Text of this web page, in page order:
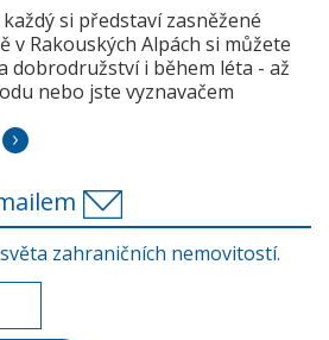
si představí zasněžené
v Rakouských Alpách si můžete
dobrodružství i během léta - až
nebo jste vyznavačem
zahraničních nemovitostí.